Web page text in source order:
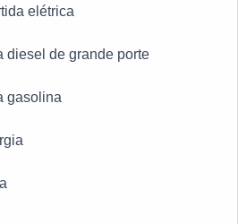
elétrica
diesel de grande porte
gasolina